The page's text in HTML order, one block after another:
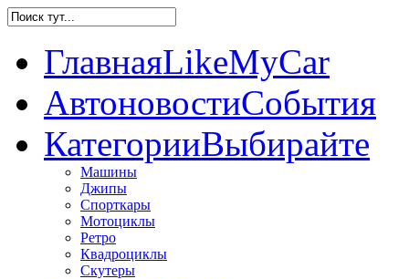
ГлавнаяLikeMyCar
АвтоновостиСобытия
КатегорииВыбирайте
Машины
Джипы
Спорткары
Мотоциклы
Ретро
Квадроциклы
Скутеры